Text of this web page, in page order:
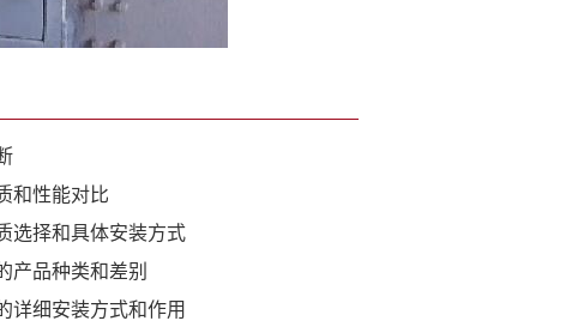
和性能对比
选择和具体安装方式
产品种类和差别
详细安装方式和作用